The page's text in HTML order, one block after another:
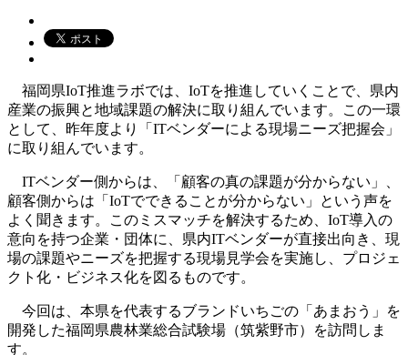
福岡県IoT推進ラボでは、IoTを推進していくことで、県内
産業の振興と地域課題の解決に取り組んでいます。この一環
として、昨年度より「ITベンダーによる現場ニーズ把握会」
に取り組んでいます。
ITベンダー側からは、「顧客の真の課題が分からない」、
顧客側からは「IoTでできることが分からない」という声を
よく聞きます。このミスマッチを解決するため、IoT導入の
意向を持つ企業・団体に、県内ITベンダーが直接出向き、現
場の課題やニーズを把握する現場見学会を実施し、プロジェ
クト化・ビジネス化を図るものです。
今回は、本県を代表するブランドいちごの「あまおう」を
開発した福岡県農林業総合試験場（筑紫野市）を訪問しま
す。